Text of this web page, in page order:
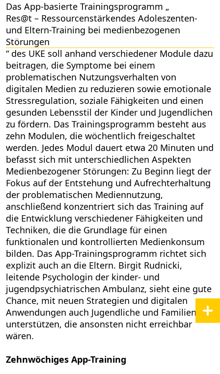
Das App-basierte Trainingsprogramm „
Res@t – Ressourcenstärkendes Adoleszenten-
und Eltern-Training bei medienbezogenen
Störungen
“ des UKE soll anhand verschiedener Module dazu
beitragen, die Symptome bei einem
problematischen Nutzungsverhalten von
digitalen Medien zu reduzieren sowie emotionale
Stressregulation, soziale Fähigkeiten und einen
gesunden Lebensstil der Kinder und Jugendlichen
zu fördern. Das Trainingsprogramm besteht aus
zehn Modulen, die wöchentlich freigeschaltet
werden. Jedes Modul dauert etwa 20 Minuten und
befasst sich mit unterschiedlichen Aspekten
Medienbezogener Störungen: Zu Beginn liegt der
Fokus auf der Entstehung und Aufrechterhaltung
der problematischen Mediennutzung,
anschließend konzentriert sich das Training auf
die Entwicklung verschiedener Fähigkeiten und
Techniken, die die Grundlage für einen
funktionalen und kontrollierten Medienkonsum
bilden. Das App-Trainingsprogramm richtet sich
explizit auch an die Eltern. Birgit Rudnicki,
leitende Psychologin der kinder- und
jugendpsychiatrischen Ambulanz, sieht eine gute
Chance, mit neuen Strategien und digitalen
Anwendungen auch Jugendliche und Familien zu
unterstützen, die ansonsten nicht erreichbar
wären.
Zehnwöchiges App-Training